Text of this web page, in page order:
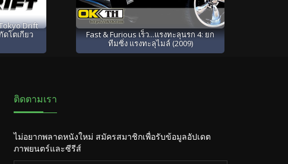
Drift
ดโตเกียว
Fast & Furious เร็ว...แรงทะลุนรก 4: ยก
ทีมซิ่ง แรงทะลุไมล์ (2009)
ติดตามเรา
ไม่อยากพลาดหนังใหม่ สมัครสมาชิกเพื่อรับข้อมูลอัปเดต
ภาพยนตร์และซีรีส์